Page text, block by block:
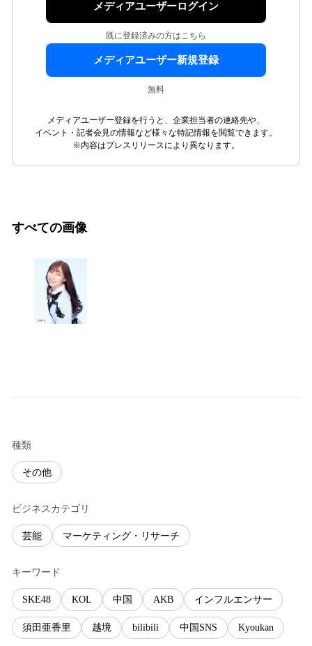
メディアユーザーログイン
既に登録済みの方はこちら
メディアユーザー新規登録
無料
メディアユーザー登録を行うと、企業担当者の連絡先や、
イベント・記者会見の情報など様々な特記情報を閲覧できます。
※内容はプレスリリースにより異なります。
すべての画像
種類
その他
ビジネスカテゴリ
芸能 マーケティング・リサーチ
キーワード
SKE48 KOL 中国 AKB インフルエンサー
須田亜香里 越境 bilibili 中国SNS Kyoukan